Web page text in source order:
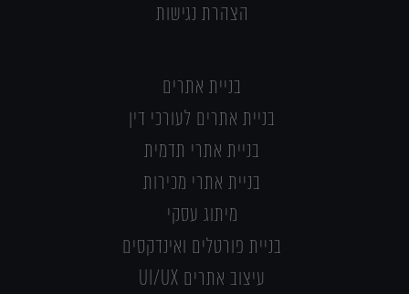
הצהרת נגישות
בניית אתרים
בניית אתרים לעורכי דין
בניית אתרי תדמית
בניית אתרי מכירות
מיתוג עסקי
בניית פורטלים ואינדקסים
עיצוב אתרים UI/UX